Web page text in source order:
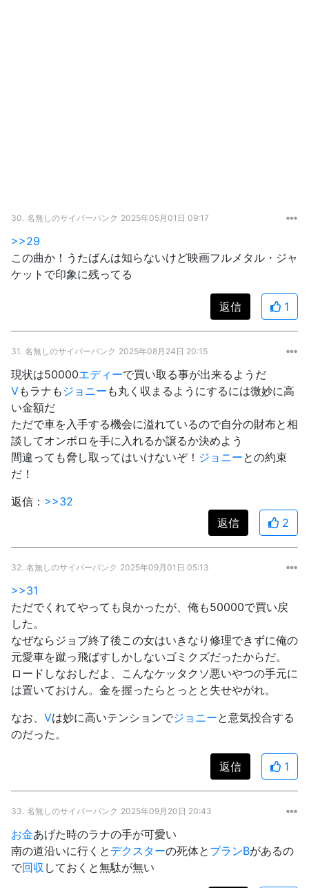
30. 名無しのサイバーパンク 2025年05月01日 09:17
>>29
この曲か！うたばんは知らないけど映画フルメタル・ジャ
ケットで印象に残ってる
返信 1
31. 名無しのサイバーパンク 2025年08月24日 20:15
現状は50000エディーで買い取る事が出来るようだ
Vもラナも ジョニー も丸く収まるようにするには微妙に高
い金額だ
ただで車を入手する機会に溢れているので自分の財布と相
談してオンボロを手に入れるか譲るか決めよう
間違っても脅し取ってはいけないぞ！ ジョニーとの約束
だ！
返信： >>32
返信
2
32. 名無しのサイバーパンク 2025年09月01日 05:13
>>31
ただでくれてやっても良かったが、俺も50000で買い戻
した。
なぜならジョブ終了後この女はいきなり修理できずに俺の
元愛車を蹴っ飛ばすしかしないゴミクズだったからだ。
ロードしなおしだよ、こんなケッタクソ悪いやつの手元に
は置いておけん。金を握ったらとっとと失せやがれ。
なお、 Vは妙に高いテンションでジョニーと意気投合する
のだった。
返信 1
33. 名無しのサイバーパンク 2025年09月20日 20:43
お金あげた時のラナの手が可愛い
南の道沿いに行くと デクスターの死体と プランBがあるの
で回収 しておくと無駄が無い